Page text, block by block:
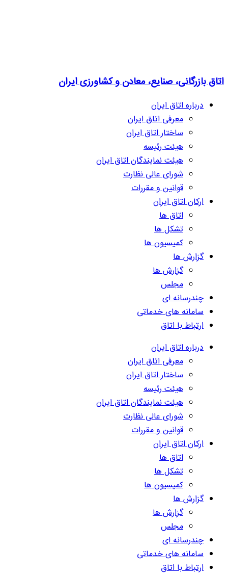
اتاق بازرگانی، صنایع، معادن و کشاورزی ایران
درباره اتاق ایران
معرفی اتاق ایران
ساختار اتاق ایران
هیئت رئیسه
هیئت نمایندگان اتاق ایران
شورای عالی نظارت
قوانین و مقررات
ارکان اتاق ایران
اتاق ها
تشکل ها
کمیسیون ها
گزارش ها
گزارش ها
مجلس
چندرسانه ای
سامانه های خدماتی
ارتباط با اتاق
درباره اتاق ایران
معرفی اتاق ایران
ساختار اتاق ایران
هیئت رئیسه
هیئت نمایندگان اتاق ایران
شورای عالی نظارت
قوانین و مقررات
ارکان اتاق ایران
اتاق ها
تشکل ها
کمیسیون ها
گزارش ها
گزارش ها
مجلس
چندرسانه ای
سامانه های خدماتی
ارتباط با اتاق